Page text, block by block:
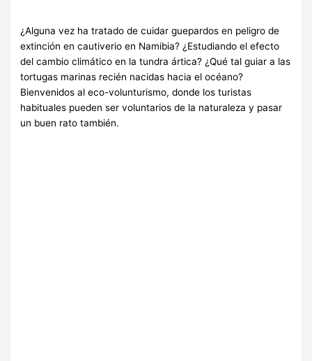
¿Alguna vez ha tratado de cuidar guepardos en peligro de
extinción en cautiverio en Namibia? ¿Estudiando el efecto
del cambio climático en la tundra ártica? ¿Qué tal guiar a las
tortugas marinas recién nacidas hacia el océano?
Bienvenidos al eco-volunturismo, donde los turistas
habituales pueden ser voluntarios de la naturaleza y pasar
un buen rato también.